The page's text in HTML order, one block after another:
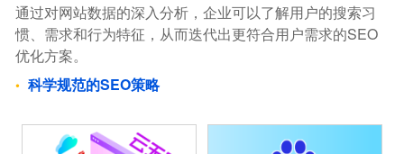
通过对网站数据的深入分析，企业可以了解用户的搜索习
惯、需求和行为特征，从而迭代出更符合用户需求的SEO
优化方案。
科学规范的SEO策略